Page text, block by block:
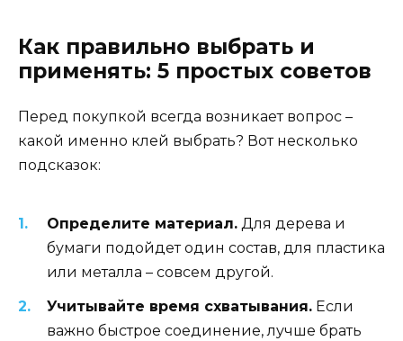
Как правильно выбрать и
применять: 5 простых советов
Перед покупкой всегда возникает вопрос –
какой именно клей выбрать? Вот несколько
подсказок:
Определите материал. Для дерева и
бумаги подойдет один состав, для пластика
или металла – совсем другой.
Учитывайте время схватывания. Если
важно быстрое соединение, лучше брать